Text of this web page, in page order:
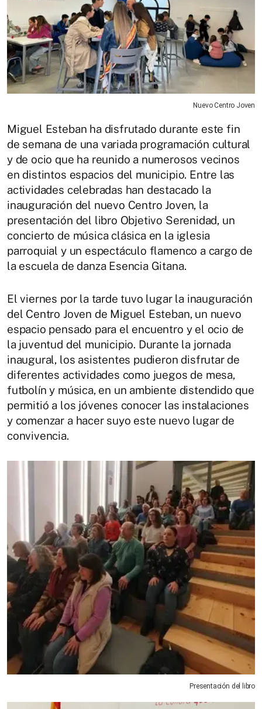
Nuevo Centro Joven
Miguel Esteban ha disfrutado durante este fin
de semana de una variada programación cultural
y de ocio que ha reunido a numerosos vecinos
en distintos espacios del municipio. Entre las
actividades celebradas han destacado la
inauguración del nuevo Centro Joven, la
presentación del libro Objetivo Serenidad, un
concierto de música clásica en la iglesia
parroquial y un espectáculo flamenco a cargo de
la escuela de danza Esencia Gitana.
El viernes por la tarde tuvo lugar la inauguración
del Centro Joven de Miguel Esteban, un nuevo
espacio pensado para el encuentro y el ocio de
la juventud del municipio. Durante la jornada
inaugural, los asistentes pudieron disfrutar de
diferentes actividades como juegos de mesa,
futbolín y música, en un ambiente distendido que
permitió a los jóvenes conocer las instalaciones
y comenzar a hacer suyo este nuevo lugar de
convivencia.
Presentación del libro